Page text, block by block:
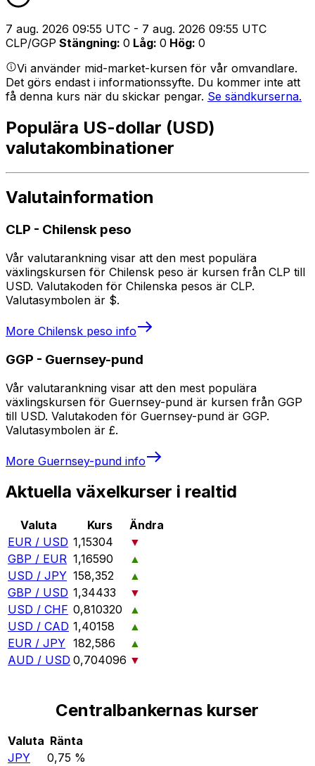
7 aug. 2026 09:55 UTC - 7 aug. 2026 09:55 UTC
CLP/GGP Stängning: 0 Låg: 0 Hög: 0
Vi använder mid-market-kursen för vår omvandlare.
Det görs endast i informationssyfte. Du kommer inte att
få denna kurs när du skickar pengar. Se sändkurserna.
Populära US-dollar (USD)
valutakombinationer
Valutainformation
CLP - Chilensk peso
Vår valutarankning visar att den mest populära
växlingskursen för Chilensk peso är kursen från CLP till
USD. Valutakoden för Chilenska pesos är CLP.
Valutasymbolen är $.
More Chilensk peso info
GGP - Guernsey-pund
Vår valutarankning visar att den mest populära
växlingskursen för Guernsey-pund är kursen från GGP
till USD. Valutakoden för Guernsey-pund är GGP.
Valutasymbolen är £.
More Guernsey-pund info
Aktuella växelkurser i realtid
Valuta Kurs
Ändra
EUR / USD 1,15304
▼
GBP / EUR 1,16590
▲
USD / JPY 158,352
▲
GBP / USD 1,34433
▼
USD / CHF 0,810320
▲
USD / CAD 1,40158
▲
EUR / JPY 182,586
▲
AUD / USD 0,704096 ▼
Centralbankernas kurser
Valuta Ränta
JPY
0,75 %